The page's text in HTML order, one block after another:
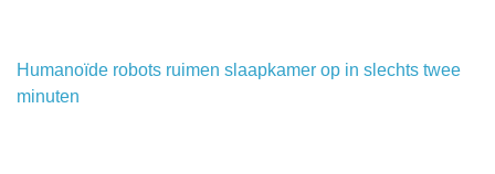
Humanoïde robots ruimen slaapkamer op in slechts twee
minuten